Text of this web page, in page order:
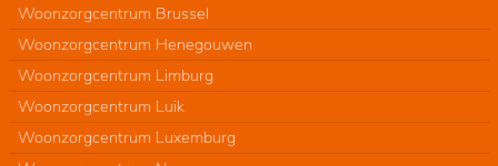
Woonzorgcentrum Brussel
Woonzorgcentrum Henegouwen
Woonzorgcentrum Limburg
Woonzorgcentrum Luik
Woonzorgcentrum Luxemburg